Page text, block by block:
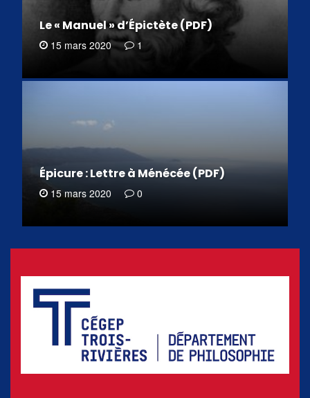
Le « Manuel » d’Épictète (PDF)
15 mars 2020 1
Épicure : Lettre à Ménécée (PDF)
15 mars 2020 0